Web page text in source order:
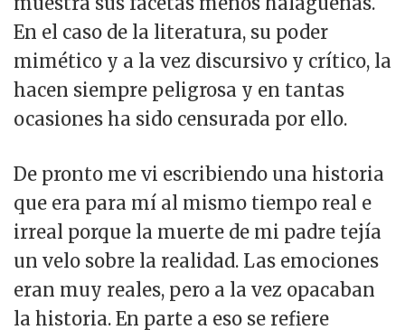
En el caso de la literatura, su poder
mimético y a la vez discursivo y crítico, la
hacen siempre peligrosa y en tantas
ocasiones ha sido censurada por ello.
De pronto me vi escribiendo una historia
que era para mí al mismo tiempo real e
irreal porque la muerte de mi padre tejía
un velo sobre la realidad. Las emociones
eran muy reales, pero a la vez opacaban
la historia. En parte a eso se refiere